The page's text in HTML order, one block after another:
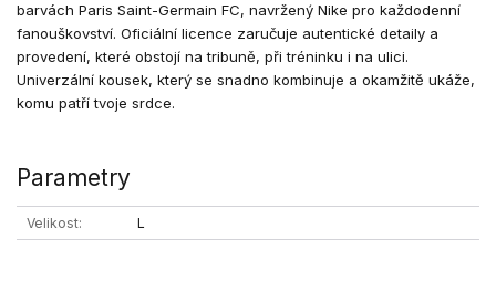
barvách Paris Saint-Germain FC, navržený Nike pro každodenní
fanouškovství. Oficiální licence zaručuje autentické detaily a
provedení, které obstojí na tribuně, při tréninku i na ulici.
Univerzální kousek, který se snadno kombinuje a okamžitě ukáže,
komu patří tvoje srdce.
Parametry
Velikost L